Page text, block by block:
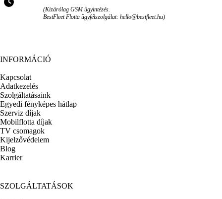
(Kizárólag GSM ügyintézés.
BestFleet Flotta ügyfélszolgálat: hello@bestfleet.hu)
INFORMÁCIÓ
Kapcsolat
Adatkezelés
Szolgáltatásaink
Egyedi fényképes hátlap
Szerviz díjak
Mobilflotta díjak
TV csomagok
Kijelzővédelem
Blog
Karrier
SZOLGÁLTATÁSOK